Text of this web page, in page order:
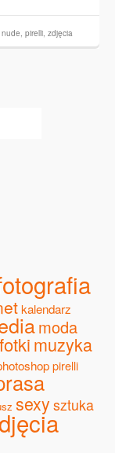
nude, pirelli, zdjęcia
kalendarz
moda
muzyka
pirelli
sexy sztuka